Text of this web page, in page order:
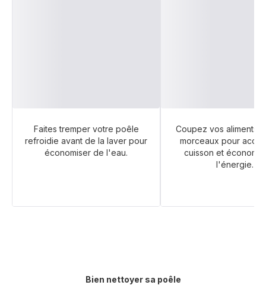
Faites tremper votre poêle
refroidie avant de la laver pour
économiser de l'eau.
Coupez vos aliments
morceaux pour
cuisson et
l'énergie.
Bien nettoyer sa poêle